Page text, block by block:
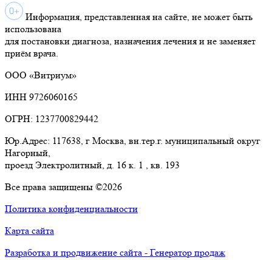
Информация, представленная на сайте, не может быть
использована
для постановки диагноза, назначения лечения и не заменяет
приём врача.
ООО «Витриум»
ИНН 9726060165
ОГРН: 1237700829442
Юр.Адрес: 117638, г Москва, вн.тер.г. муниципальный округ
Нагорный,
проезд Электролитный, д. 16 к. 1 , кв. 193
Все права защищены ©2026
Политика конфиденциальности
Карта сайта
Разработка и продвижение сайта - Генератор продаж